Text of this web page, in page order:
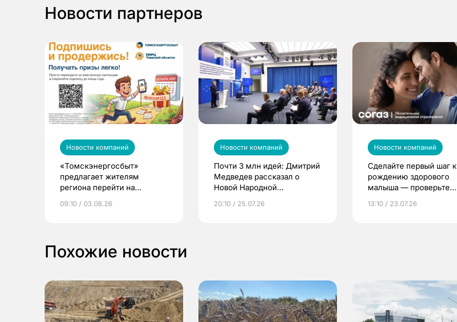
Новости партнеров
Новости компаний
«Томскэнергосбыт»
предлагает жителям
региона перейти на
выиграть призы
09:10 / 03.08.26
Новости компаний
Почти 3 млн идей: Дмитрий
Медведев рассказал о
Новой Народной
20:10 / 25.07.26
Новости компаний
Сделайте первый шаг к
рождению здорового
малыша — проверьте
по ОМС!
13:10 / 23.07.26
Похожие новости